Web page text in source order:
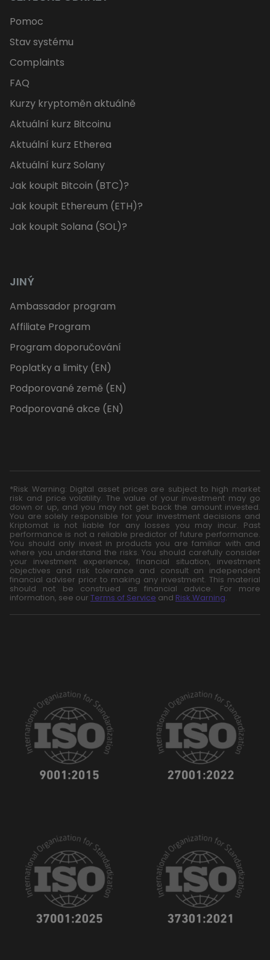
Pomoc
Stav systému
Complaints
FAQ
Kurzy kryptoměn aktuálně
Aktuální kurz Bitcoinu
Aktuální kurz Etherea
Aktuální kurz Solany
Jak koupit Bitcoin (BTC)?
Jak koupit Ethereum (ETH)?
Jak koupit Solana (SOL)?
JINÝ
Ambassador program
Affiliate Program
Program doporučování
Poplatky a limity (EN)
Podporované země (EN)
Podporované akce (EN)
*Risk Warning: Digital asset prices are subject to high market
risk and price volatility. The value of your investment may go
down or up, and you may not get back the amount invested.
You are solely responsible for your investment decisions and
Kriptomat is not liable for any losses you may incur. Past
performance is not a reliable predictor of future performance.
You should only invest in products you are familiar with and
where you understand the risks. You should carefully consider
your investment experience, financial situation, investment
objectives and risk tolerance and consult an independent
financial adviser prior to making any investment. This material
should not be construed as financial advice. For more
information, see our Terms of Service and Risk Warning.